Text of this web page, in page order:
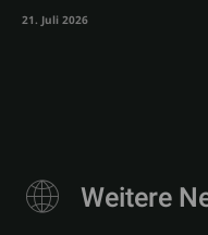
21. Juli 2026
Weitere